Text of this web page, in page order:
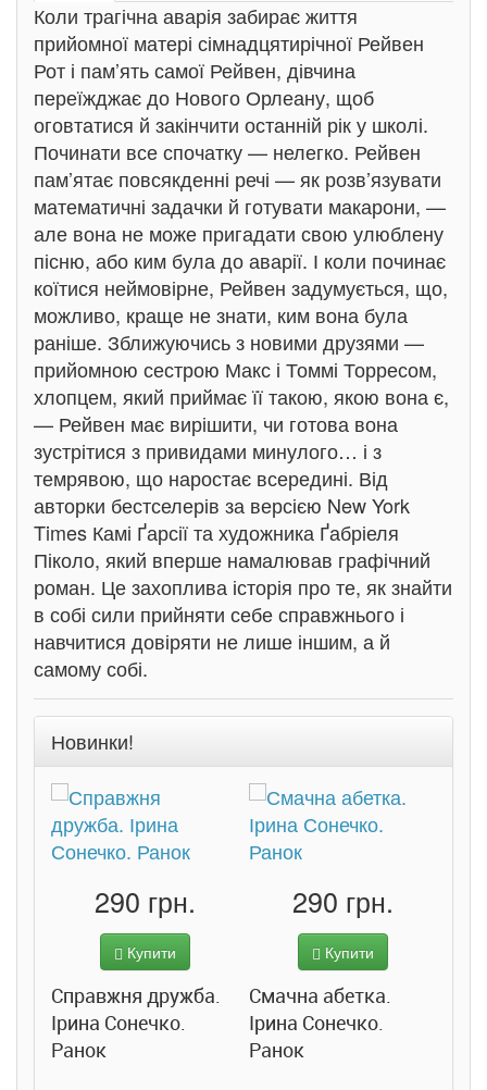
Коли трагічна аварія забирає життя
прийомної матері сімнадцятирічної Рейвен
Рот і пам’ять самої Рейвен, дівчина
переїжджає до Нового Орлеану, щоб
оговтатися й закінчити останній рік у школі.
Починати все спочатку — нелегко. Рейвен
пам’ятає повсякденні речі — як розв’язувати
математичні задачки й готувати макарони, —
але вона не може пригадати свою улюблену
пісню, або ким була до аварії. І коли починає
коїтися неймовірне, Рейвен задумується, що,
можливо, краще не знати, ким вона була
раніше. Зближуючись з новими друзями —
прийомною сестрою Макс і Томмі Торресом,
хлопцем, який приймає її такою, якою вона є,
— Рейвен має вирішити, чи готова вона
зустрітися з привидами минулого… і з
темрявою, що наростає всередині. Від
авторки бестселерів за версією New York
Times Камі Ґарсії та художника Ґабріеля
Піколо, який вперше намалював графічний
роман. Це захоплива історія про те, як знайти
в собі сили прийняти себе справжнього і
навчитися довіряти не лише іншим, а й
самому собі.
Новинки!
290 грн.
Купити
Справжня дружба.
Ірина Сонечко.
Ранок
290 грн.
Купити
Смачна абетка.
Ірина Сонечко.
Ранок